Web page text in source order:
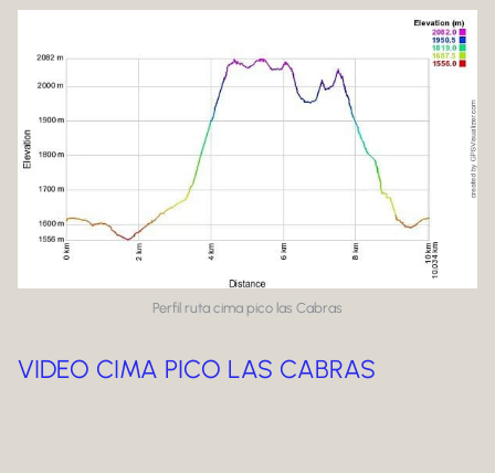
Perfil ruta cima pico las Cabras
VIDEO CIMA PICO LAS CABRAS